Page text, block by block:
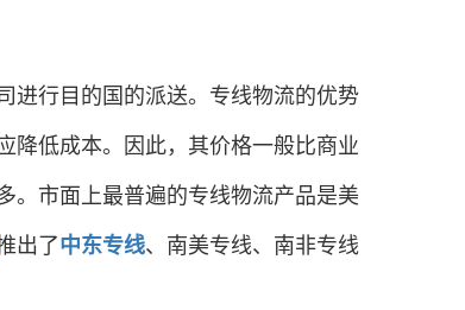
进行目的国的派送。专线物流的优势
降低成本。因此，其价格一般比商业
。市面上最普遍的专线物流产品是美
出了中东专线、南美专线、南非专线